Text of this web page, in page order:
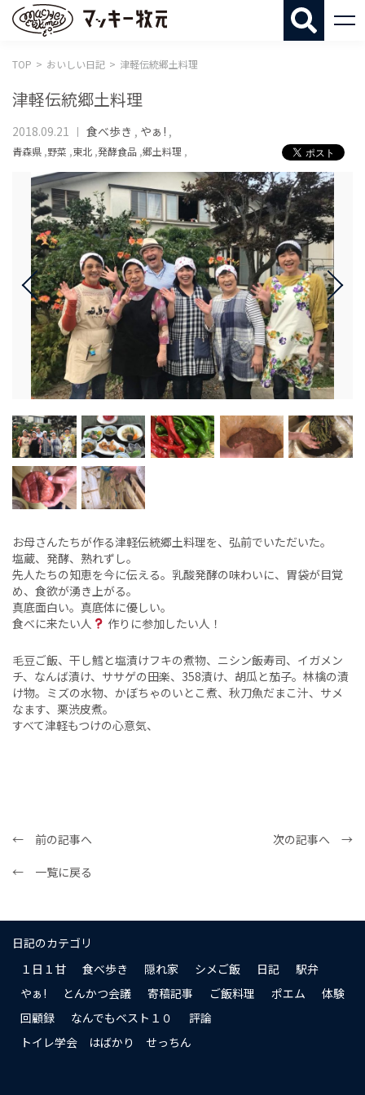
TOP おいしい日記 津軽伝統郷土料理
津軽伝統郷土料理
2018.09.21 食べ歩き , やぁ! ,
青森県 ,野菜 ,東北 ,発酵食品 ,郷土料理 ,
お母さんたちが作る津軽伝統郷土料理を、弘前でいただいた。
塩蔵、発酵、熟れずし。
先人たちの知恵を今に伝える。乳酸発酵の味わいに、胃袋が目覚
め、食欲が湧き上がる。
真底面白い。真底体に優しい。
食べに来たい人
作りに参加したい人！
毛豆ご飯、干し鱈と塩漬けフキの煮物、ニシン飯寿司、イガメン
チ、なんば漬け、ササゲの田楽、358漬け、胡瓜と茄子。林檎の漬
け物。ミズの水物、かぼちゃのいとこ煮、秋刀魚だまこ汁、サメ
なます、栗渋皮煮。
すべて津軽もつけの心意気、
← 前の記事へ
次の記事へ →
← 一覧に戻る
日記のカテゴリ
１日１甘
食べ歩き 隠れ家 シメご飯 日記
駅弁
やぁ!
とんかつ会議 寄稿記事 ご飯料理 ポエム
体験
回顧録
なんでもベスト１０
評論
トイレ学会 はばかり せっちん